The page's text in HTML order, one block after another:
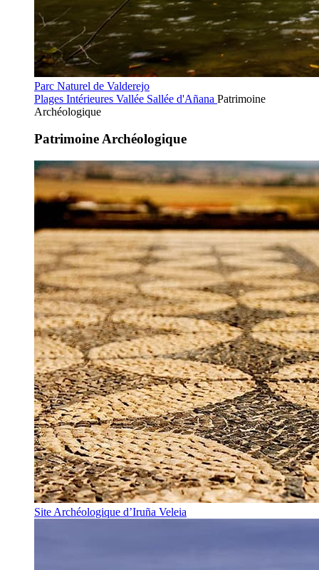
Parc Naturel de Valderejo
Plages Intérieures Vallée Sallée d'Añana Patrimoine
Archéologique
Patrimoine Archéologique
Site Archéologique d’Iruña Veleia